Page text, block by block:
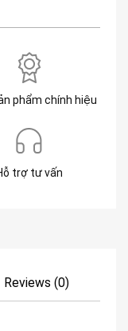
phẩm chính hiệu
trợ tư vấn
Reviews (0)